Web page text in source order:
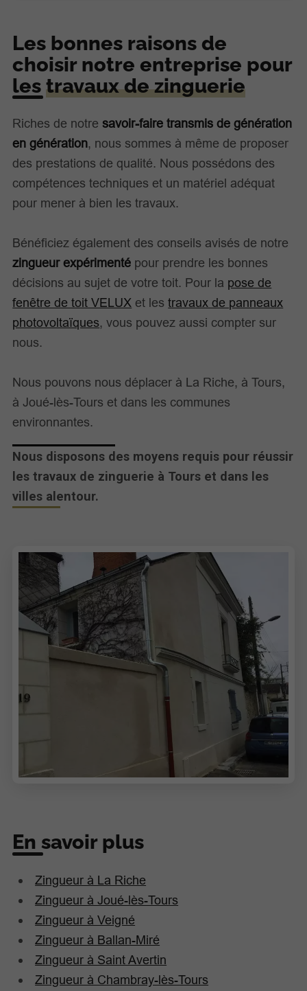
Les bonnes raisons de
choisir notre entreprise pour
lestravaux de zinguerie
Riches de notre savoir-faire transmis de génération
en génération, nous sommes à même de proposer
des prestations de qualité. Nous possédons des
compétences techniques et un matériel adéquat
pour mener à bien les travaux.
Bénéficiez également des conseils avisés de notre
zingueur expérimenté pour prendre les bonnes
décisions au sujet de votre toit. Pour la pose de
fenêtre de toit VELUX et lestravaux de panneaux
photovoltaïques, vous pouvez aussi compter sur
nous.
Nous pouvons nous déplacer à La Riche, à Tours,
à Joué-lès-Tours et dans les communes
environnantes.
Nous disposons des moyens requis pour réussir
les travaux de zinguerie à Tours et dans les
villes alentour.
En savoir plus
Zingueur à La Riche
Zingueur à Joué-lès-Tours
Zingueur à Veigné
Zingueur à Ballan-Miré
Zingueur à Saint Avertin
Zingueur à Chambray-lès-Tours